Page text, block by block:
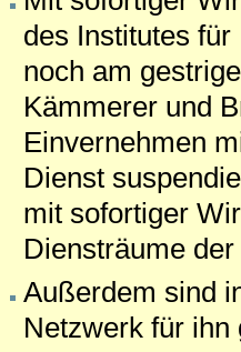
des Institutes
noch am
Kämmerer und
Einvernehmen
Dienst
mit sofortiger
Diensträume
Außerdem sind
Netzwerk für ihn